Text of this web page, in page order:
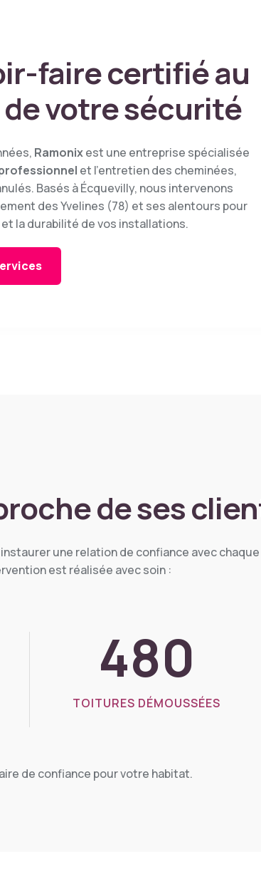
faire certifié au
votre sécurité
Ramonixest une entreprise spécialisée
et l’entretien des cheminées,
Basés à Écquevilly, nous intervenons
des Yvelines (78) et ses alentours pour
la durabilité de vos installations.
de ses
une relation de confiance avec
est réalisée avec soin :
480
TOITURES DÉMOUSSÉES
de confiance pour votre habitat.